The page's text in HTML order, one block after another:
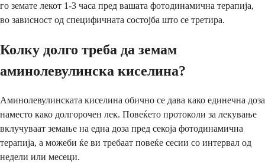
го земате лекот 1-3 часа пред вашата фотодинамична терапија,
во зависност од специфичната состојба што се третира.
Колку долго треба да земам
аминолевулинска киселина?
Аминолевулинската киселина обично се дава како единечна доза
наместо како долгорочен лек. Повеќето протоколи за лекување
вклучуваат земање на една доза пред секоја фотодинамична
терапија, а можеби ќе ви требаат повеќе сесии со интервал од
недели или месеци.